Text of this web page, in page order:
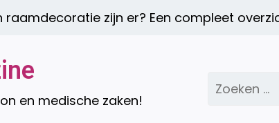
zijn er? Een compleet overzicht |
en medische zaken!
Zoeken
naar: